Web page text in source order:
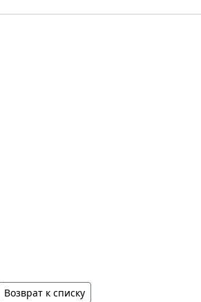
Возврат к списку